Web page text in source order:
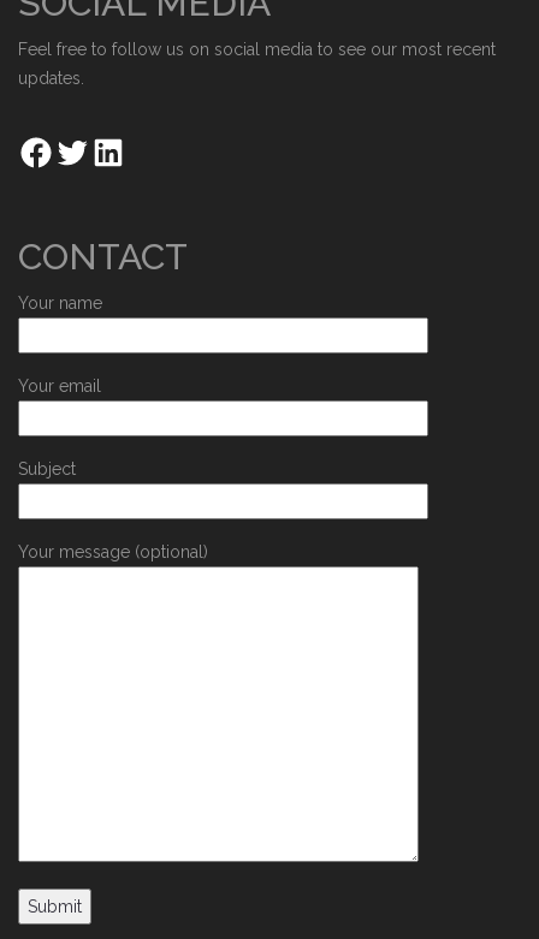
Feel free to follow us on social media to see our most recent
updates.
CONTACT
Your name
Your email
Subject
Your message (optional)